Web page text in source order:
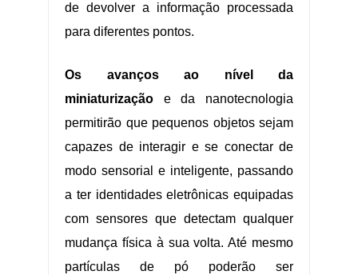
de devolver a informação processada
para diferentes pontos.
Os avanços ao nível da
miniaturização e da nanotecnologia
permitirão que pequenos objetos sejam
capazes de interagir e se conectar de
modo sensorial e inteligente, passando
a ter identidades eletrônicas equipadas
com sensores que detectam qualquer
mudança física à sua volta. Até mesmo
partículas de pó poderão ser